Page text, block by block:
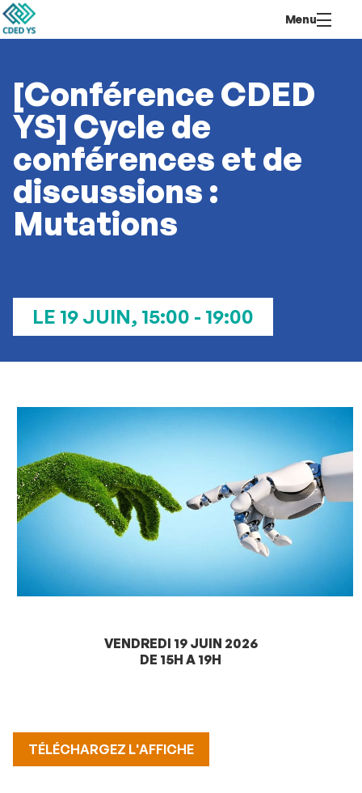
contenu
Menu
[Conférence CDED
YS] Cycle de
conférences et de
discussions :
Mutations
LE 19 JUIN, 15:00 - 19:00
VENDREDI 19 JUIN 2026
DE 15H A 19H
TÉLÉCHARGEZ L'AFFICHE